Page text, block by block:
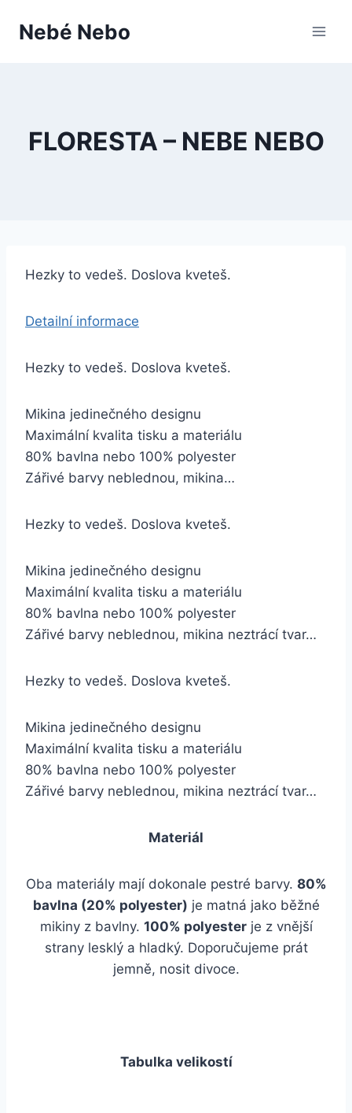
Nebé Nebo
FLORESTA – NEBE NEBO
Hezky to vedeš. Doslova kveteš.
Detailní informace
Hezky to vedeš. Doslova kveteš.
Mikina jedinečného designu
Maximální kvalita tisku a materiálu
80% bavlna nebo 100% polyester
Zářivé barvy neblednou, mikina…
Hezky to vedeš. Doslova kveteš.
Mikina jedinečného designu
Maximální kvalita tisku a materiálu
80% bavlna nebo 100% polyester
Zářivé barvy neblednou, mikina neztrácí tvar…
Hezky to vedeš. Doslova kveteš.
Mikina jedinečného designu
Maximální kvalita tisku a materiálu
80% bavlna nebo 100% polyester
Zářivé barvy neblednou, mikina neztrácí tvar…
Materiál
Oba materiály mají dokonale pestré barvy. 80%
bavlna (20% polyester) je matná jako běžné
mikiny z bavlny. 100% polyesterje z vnější
strany lesklý a hladký. Doporučujeme prát
jemně, nosit divoce.
Tabulka velikostí